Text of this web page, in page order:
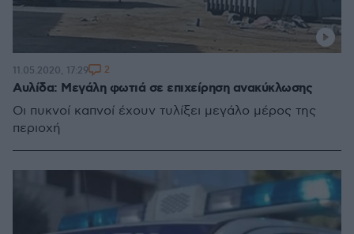
Αυλίδα: Μεγάλη φωτιά σε επιχείρηση ανακύκλωσης
Οι πυκνοί καπνοί έχουν τυλίξει μεγάλο μέρος της
περιοχή
11.05.2020, 17:29 2